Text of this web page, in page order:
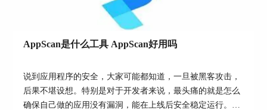
AppScan是什么工具 AppScan好用吗
说到应用程序的安全，大家可能都知道，一旦被黑客攻击，
后果不堪设想。特别是对于开发者来说，最头痛的就是怎么
确保自己做的应用没有漏洞，能在上线后安全稳定运行。于